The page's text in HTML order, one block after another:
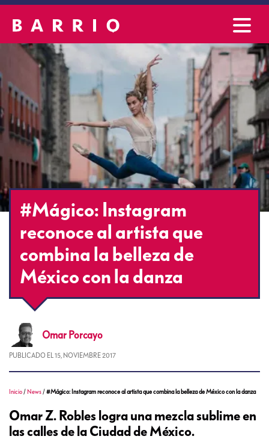
#Mágico: Instagram
reconoce al artista que
combina la belleza de
México con la danza
Omar Porcayo
PUBLICADO EL 15, NOVIEMBRE 2017
Inicio / News /#Mágico: Instagram reconoce al artista que combina la belleza de México con la danza
Omar Z. Robles logra una mezcla sublime en
las calles de la Ciudad de México.